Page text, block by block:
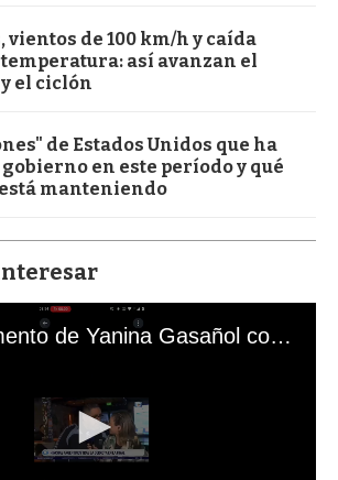
vientos de 100 km/h y caída
así avanzan el
el ciclón
de Estados Unidos que ha
en este período y qué
manteniendo
El mal momento de Yanina Gasañol con un hincha argentino en "Subrayado"